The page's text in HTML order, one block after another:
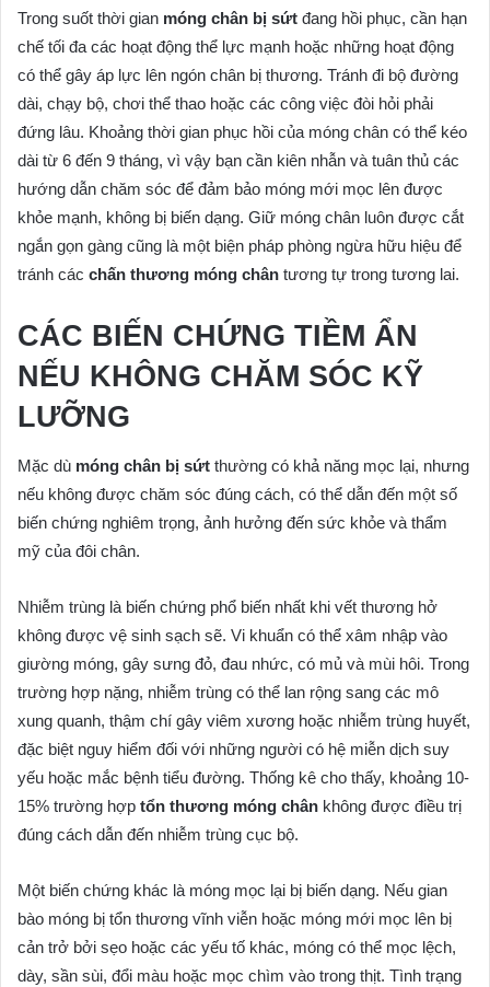
Trong suốt thời gian móng chân bị sứt đang hồi phục, cần hạn
chế tối đa các hoạt động thể lực mạnh hoặc những hoạt động
có thể gây áp lực lên ngón chân bị thương. Tránh đi bộ đường
dài, chạy bộ, chơi thể thao hoặc các công việc đòi hỏi phải
đứng lâu. Khoảng thời gian phục hồi của móng chân có thể kéo
dài từ 6 đến 9 tháng, vì vậy bạn cần kiên nhẫn và tuân thủ các
hướng dẫn chăm sóc để đảm bảo móng mới mọc lên được
khỏe mạnh, không bị biến dạng. Giữ móng chân luôn được cắt
ngắn gọn gàng cũng là một biện pháp phòng ngừa hữu hiệu để
tránh các chấn thương móng chân tương tự trong tương lai.
CÁC BIẾN CHỨNG TIỀM ẨN
NẾU KHÔNG CHĂM SÓC KỸ
LƯỠNG
Mặc dù móng chân bị sứt thường có khả năng mọc lại, nhưng
nếu không được chăm sóc đúng cách, có thể dẫn đến một số
biến chứng nghiêm trọng, ảnh hưởng đến sức khỏe và thẩm
mỹ của đôi chân.
Nhiễm trùng là biến chứng phổ biến nhất khi vết thương hở
không được vệ sinh sạch sẽ. Vi khuẩn có thể xâm nhập vào
giường móng, gây sưng đỏ, đau nhức, có mủ và mùi hôi. Trong
trường hợp nặng, nhiễm trùng có thể lan rộng sang các mô
xung quanh, thậm chí gây viêm xương hoặc nhiễm trùng huyết,
đặc biệt nguy hiểm đối với những người có hệ miễn dịch suy
yếu hoặc mắc bệnh tiểu đường. Thống kê cho thấy, khoảng 10-
15% trường hợp tổn thương móng chân không được điều trị
đúng cách dẫn đến nhiễm trùng cục bộ.
Một biến chứng khác là móng mọc lại bị biến dạng. Nếu gian
bào móng bị tổn thương vĩnh viễn hoặc móng mới mọc lên bị
cản trở bởi sẹo hoặc các yếu tố khác, móng có thể mọc lệch,
dày, sần sùi, đổi màu hoặc mọc chìm vào trong thịt. Tình trạng